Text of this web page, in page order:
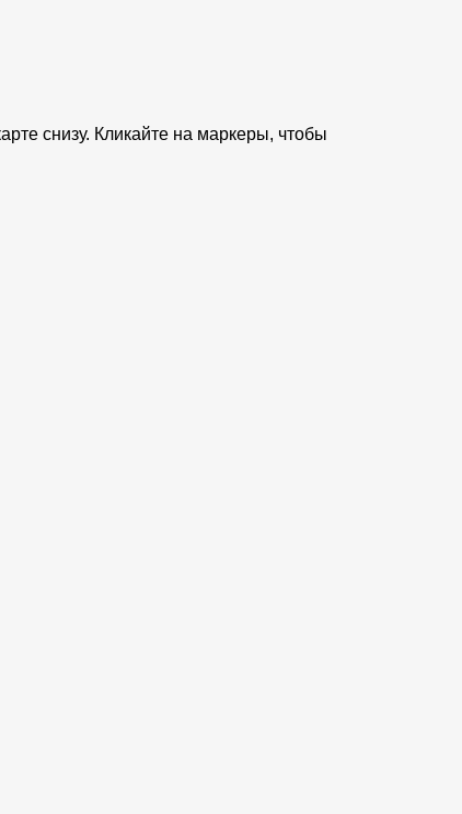
снизу. Кликайте на маркеры, чтобы